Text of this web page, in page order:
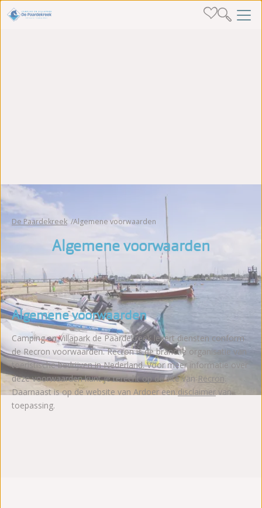
De Paardekreek Algemene voorwaarden
Algemene voorwaarden
Algemene voorwaarden
Camping en Villapark de Paardekreek levert diensten conform
de Recron voorwaarden. Recron is de branche organisatie van
toeristische bedrijven in Nederland. Voor meer informatie over
deze voorwaarden kunt je terecht op de site van Recron
Daarnaast is op de website van Ardoer een disclaimer van
toepassing.